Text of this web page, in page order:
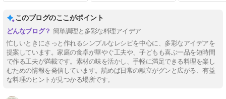
このブログのここがポイント
簡単調理と多彩な料理アイデア
忙しいときにさっと作れるシンプルなレシピを中心に、多彩なアイデアを
提案しています。家庭の食卓が華やぐ工夫や、子どもも喜ぶ一品を短時間
で作る工夫が満載です。素材の味を活かし、手軽に満足できる料理を楽し
むための情報を発信しています。読めば日常の献立がグンと広がる、有益
な料理のヒントが見つかる場所です。